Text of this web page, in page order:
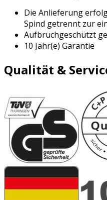
Die Anlieferung
Spind getrennt zur
Aufbruchgeschützt
10 Jahr(e) Garantie
Qualität &